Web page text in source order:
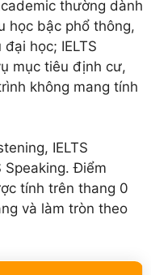
thường dành
học bậc phổ thông,
học; IELTS
mục tiêu định cư,
không mang tính
IELTS
Speaking. Điểm
tính trên thang 0
và làm tròn theo